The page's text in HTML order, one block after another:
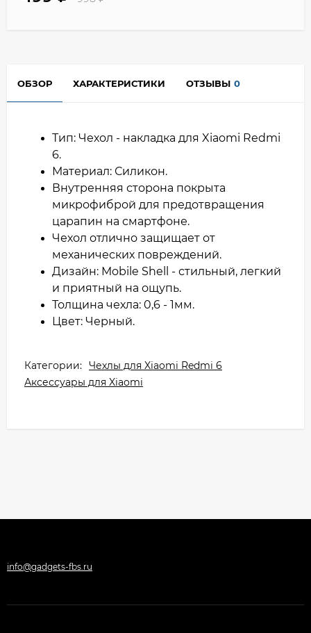
ОБЗОР ХАРАКТЕРИСТИКИ ОТЗЫВЫ 0
Тип: Чехол - накладка для Xiaomi Redmi
6.
Материал: Силикон.
Внутренняя сторона покрыта
микрофиброй для предотвращения
царапин на смартфоне.
Чехол отлично защищает от
механических повреждений.
Дизайн: Mobile Shell - стильный, легкий
и приятный на ощупь.
Толщина чехла: 0,6 - 1мм.
Цвет: Черный.
Категории: Чехлы для Xiaomi Redmi 6
Аксессуары для Xiaomi
info@gadgets-fbs.ru